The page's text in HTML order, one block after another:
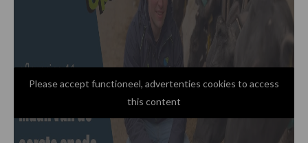
Please accept functioneel, advertenties cookies to access
this content